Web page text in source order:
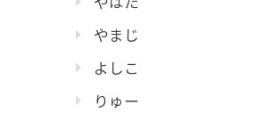
やまじ
よしこ
りゅー